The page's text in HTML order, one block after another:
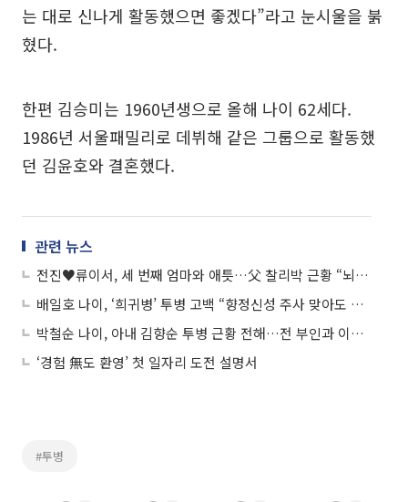
는 대로 신나게 활동했으면 좋겠다”라고 눈시울을 붉
혔다.
한편 김승미는 1960년생으로 올해 나이 62세다.
1986년 서울패밀리로 데뷔해 같은 그룹으로 활동했
던 김윤호와 결혼했다.
관련 뉴스
전진♥류이서, 세 번째 엄마와 애틋…父 찰리박 근황 “뇌졸중 투병 중”
배일호 나이, ‘희귀병’ 투병 고백 “향정신성 주사 맞아도 그대로”
박철순 나이, 아내 김향순 투병 근황 전해…전 부인과 이혼사유는
‘경험 無도 환영’ 첫 일자리 도전 설명서
#투병